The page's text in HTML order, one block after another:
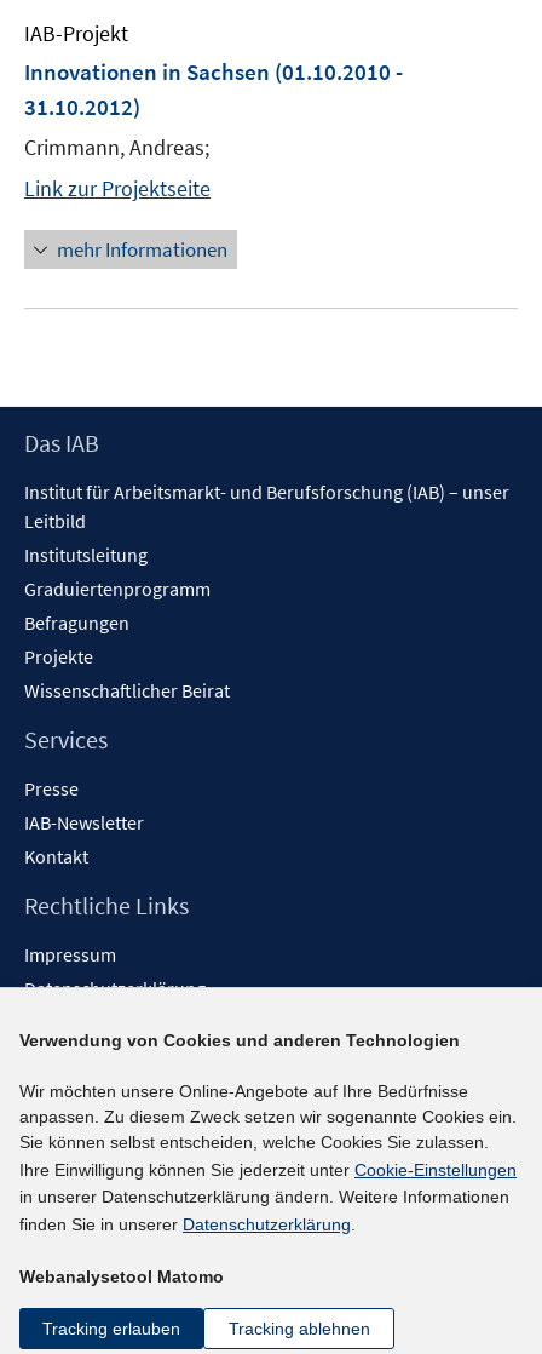
IAB-Projekt
Innovationen in Sachsen (01.10.2010 -
31.10.2012)
Crimmann, Andreas;
Link zur Projektseite
mehr Informationen
Footer
Das IAB
Institut für Arbeitsmarkt- und Berufsforschung (IAB) – unser
Leitbild
Institutsleitung
Graduiertenprogramm
Befragungen
Projekte
Wissenschaftlicher Beirat
Services
Presse
IAB-Newsletter
Kontakt
Rechtliche Links
Impressum
Datenschutzerklärung
Barrieren melden
Social-Media-Kanäle
BlueSky
YouTube
LinkedIn
kununu
Netiquette
Verwendung von Cookies und anderen Technologien
Wir möchten unsere Online-Angebote auf Ihre Bedürfnisse
anpassen. Zu diesem Zweck setzen wir sogenannte Cookies ein.
Sie können selbst entscheiden, welche Cookies Sie zulassen.
Ihre Einwilligung können Sie jederzeit unter Cookie-Einstellungen
in unserer Datenschutzerklärung ändern. Weitere Informationen
finden Sie in unserer Datenschutzerklärung.
Webanalysetool Matomo
Tracking erlauben Tracking ablehnen